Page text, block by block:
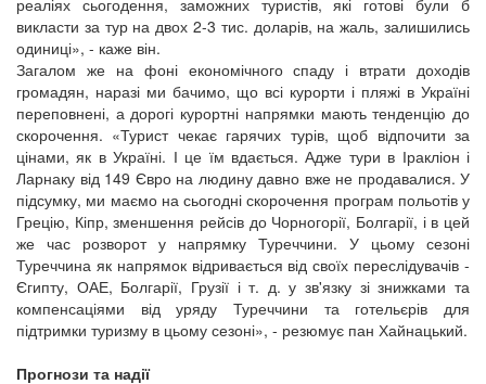
реаліях сьогодення, заможних туристів, які готові були б
викласти за тур на двох 2-3 тис. доларів, на жаль, залишились
одиниці», - каже він.
Загалом же на фоні економічного спаду і втрати доходів
громадян, наразі ми бачимо, що всі курорти і пляжі в Україні
переповнені, а дорогі курортні напрямки мають тенденцію до
скорочення. «Турист чекає гарячих турів, щоб відпочити за
цінами, як в Україні. І це їм вдається. Адже тури в Іракліон і
Ларнаку від 149 Євро на людину давно вже не продавалися. У
підсумку, ми маємо на сьогодні скорочення програм польотів у
Грецію, Кіпр, зменшення рейсів до Чорногорії, Болгарії, і в цей
же час розворот у напрямку Туреччини. У цьому сезоні
Туреччина як напрямок відривається від своїх переслідувачів -
Єгипту, ОАЕ, Болгарії, Грузії і т. д. у зв'язку зі знижками та
компенсаціями від уряду Туреччини та готельєрів для
підтримки туризму в цьому сезоні», - резюмує пан Хайнацький.
Прогнози та надії